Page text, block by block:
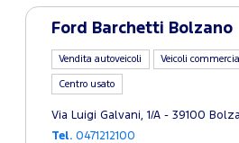
Ford Barchetti Bolzano
Vendita autoveicoli Veicoli
Centro usato
Via Luigi Galvani, 1/A - 39100
Tel. 0471212100